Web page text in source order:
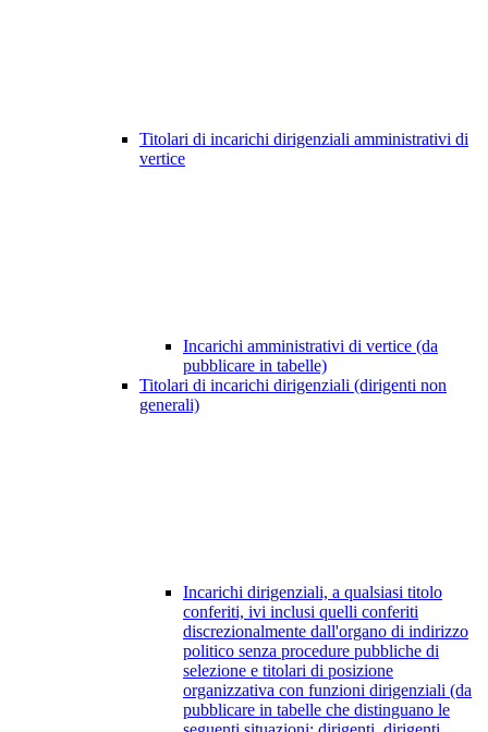
Titolari di incarichi dirigenziali amministrativi di
vertice
Incarichi amministrativi di vertice (da
pubblicare in tabelle)
Titolari di incarichi dirigenziali (dirigenti non
generali)
Incarichi dirigenziali, a qualsiasi titolo
conferiti, ivi inclusi quelli conferiti
discrezionalmente dall'organo di indirizzo
politico senza procedure pubbliche di
selezione e titolari di posizione
organizzativa con funzioni dirigenziali (da
pubblicare in tabelle che distinguano le